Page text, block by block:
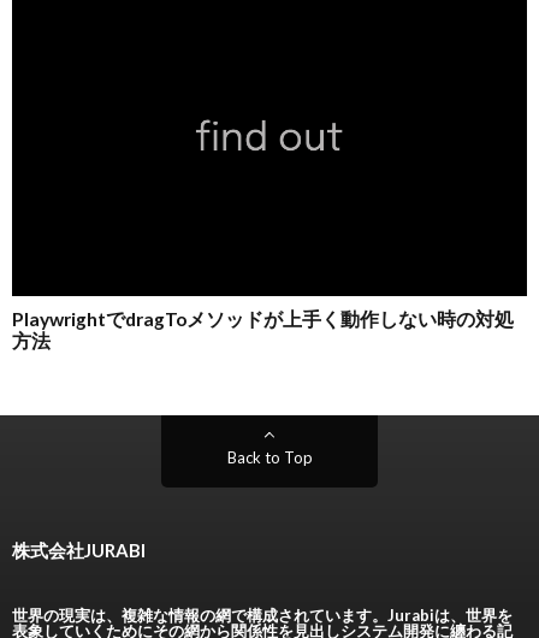
Back to Top
株式会社JURABI
世界の現実は、複雑な情報の網で構成されています。Jurabiは、世界を
表象していくためにその網から関係性を見出しシステム開発に纏わる記